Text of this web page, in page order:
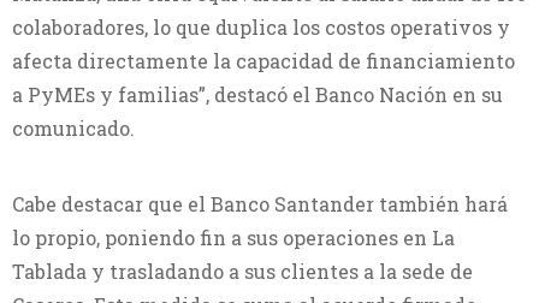
colaboradores, lo que duplica los costos operativos y
afecta directamente la capacidad de financiamiento
a PyMEs y familias”, destacó el Banco Nación en su
comunicado.
Cabe destacar que el Banco Santander también hará
lo propio, poniendo fin a sus operaciones en La
Tablada y trasladando a sus clientes a la sede de